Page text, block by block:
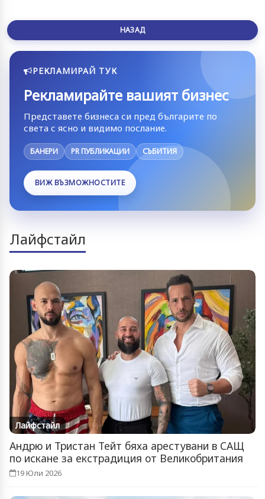
НАЗАД
РЕКЛАМИРАЙ ТУК
Рекламирайте вашият бизнес
Представете бизнеса си пред българите по
света с ясно и видимо послание.
БАНЕРИ PR ПУБЛИКАЦИИ СЪБИТИЯ
ВИЖ ВЪЗМОЖНОСТИТЕ
Лайфстайл
Лайфстайл
Андрю и Тристан Тейт бяха арестувани в САЩ
по искане за екстрадиция от Великобритания
19 Юли 2026